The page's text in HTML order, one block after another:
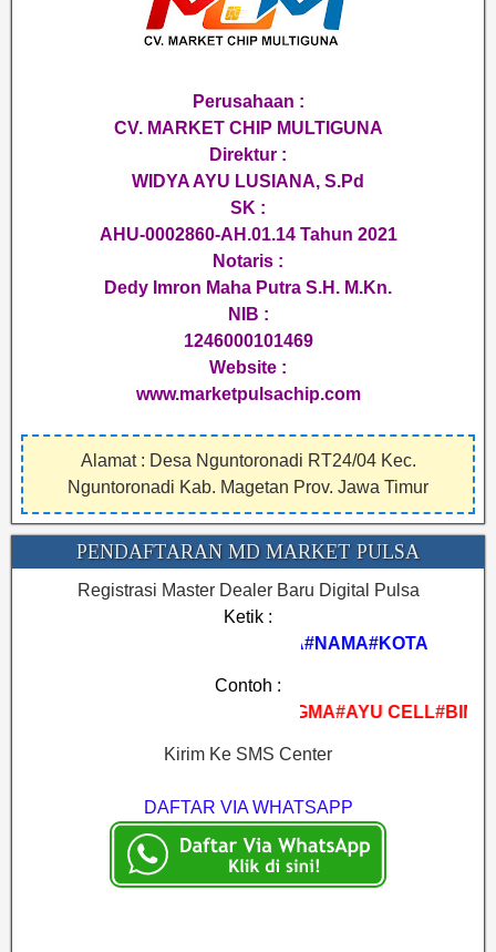
Perusahaan :
CV. MARKET CHIP MULTIGUNA
Direktur :
WIDYA AYU LUSIANA, S.Pd
SK :
AHU-0002860-AH.01.14 Tahun 2021
Notaris :
Dedy Imron Maha Putra S.H. M.Kn.
NIB :
1246000101469
Website :
www.marketpulsachip.com
Alamat : Desa Nguntoronadi RT24/04 Kec.
Nguntoronadi Kab. Magetan Prov. Jawa Timur
PENDAFTARAN MD MARKET PULSA
Registrasi Master Dealer Baru Digital Pulsa
Ketik :
Contoh :
REGMA#AYU CELL#BIMA
Kirim Ke SMS Center
DAFTAR VIA WHATSAPP